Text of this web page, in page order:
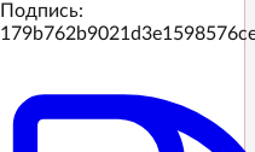
Подпись: